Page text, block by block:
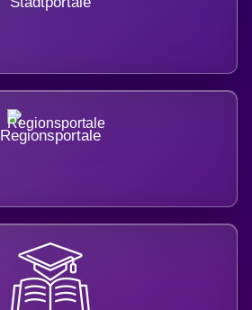
Regionsportale